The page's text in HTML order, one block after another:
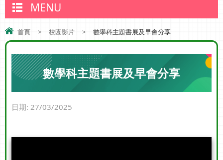
MENU
首頁 > 校園影片 > 數學科主題書展及早會分享
數學科主題書展及早會分享
日期: 27/03/2025